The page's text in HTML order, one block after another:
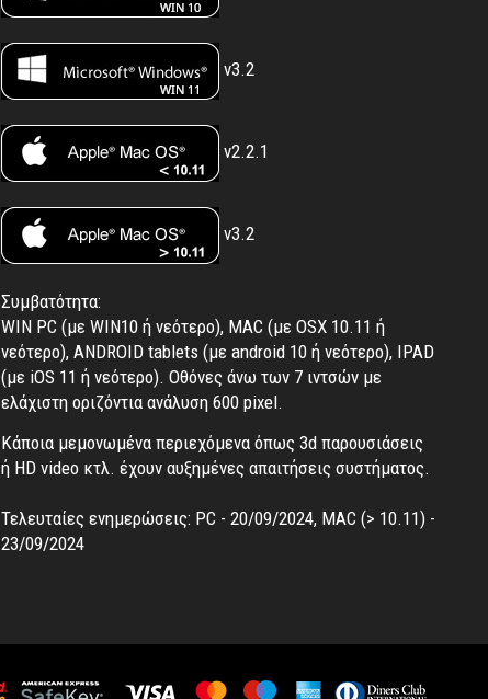
v3.2
v2.2.1
v3.2
Συμβατότητα:
WIN PC (με WIN10 ή νεότερο), MAC (με OSX 10.11 ή
νεότερο), ANDROID tablets (με android 10 ή νεότερο), IPAD
(με iOS 11 ή νεότερο). Oθόνες άνω των 7 ιντσών με
ελάχιστη οριζόντια ανάλυση 600 pixel.
Κάποια μεμονωμένα περιεχόμενα όπως 3d παρουσιάσεις
ή HD video κτλ. έχουν αυξημένες απαιτήσεις συστήματος.
Τελευταίες ενημερώσεις: PC - 20/09/2024, MAC (> 10.11) -
23/09/2024